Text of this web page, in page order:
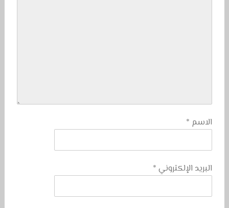
الاسم *
البريد الإلكتروني *